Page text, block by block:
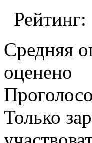
Рейтинг:
Средняя
оценено
Только